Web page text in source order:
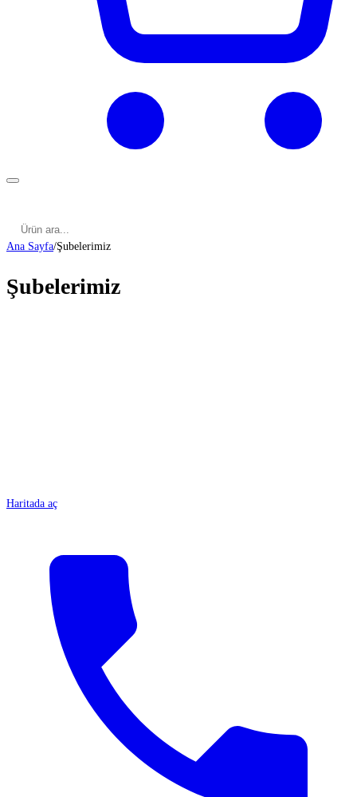
Ana Sayfa/Şubelerimiz
Şubelerimiz
Haritada aç